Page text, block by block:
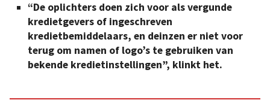
“De oplichters doen zich voor als vergunde
kredietgevers of ingeschreven
kredietbemiddelaars, en deinzen er niet voor
terug om namen of logo’s te gebruiken van
bekende kredietinstellingen”, klinkt het.